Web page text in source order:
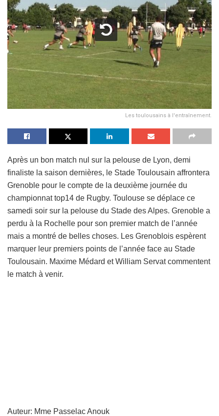
Les toulousains à l'entraînement.
Après un bon match nul sur la pelouse de Lyon, demi
finaliste la saison dernières, le Stade Toulousain affrontera
Grenoble pour le compte de la deuxième journée du
championnat top14 de Rugby. Toulouse se déplace ce
samedi soir sur la pelouse du Stade des Alpes. Grenoble a
perdu à la Rochelle pour son premier match de l’année
mais a montré de belles choses. Les Grenoblois espèrent
marquer leur premiers points de l’année face au Stade
Toulousain. Maxime Médard et William Servat commentent
le match à venir.
Auteur: Mme Passelac Anouk